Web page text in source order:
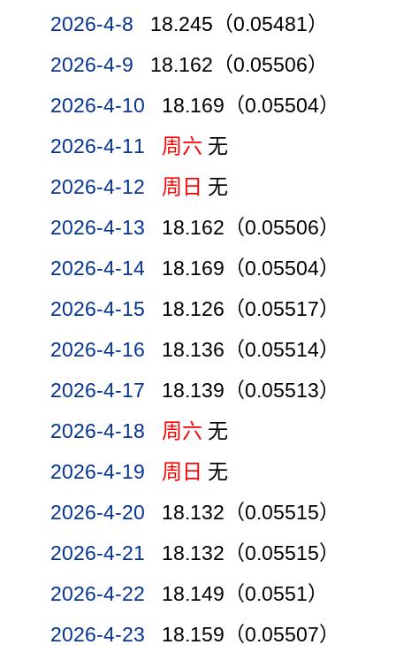
2026-4-8
18.245（0.05481）
2026-4-9
18.162（0.05506）
2026-4-10
18.169（0.05504）
2026-4-11
周六 无
2026-4-12
周日 无
2026-4-13
18.162（0.05506）
2026-4-14
18.169（0.05504）
2026-4-15
18.126（0.05517）
2026-4-16
18.136（0.05514）
2026-4-17
18.139（0.05513）
2026-4-18
周六 无
2026-4-19
周日 无
2026-4-20
18.132（0.05515）
2026-4-21
18.132（0.05515）
2026-4-22
18.149（0.0551）
2026-4-23
18.159（0.05507）